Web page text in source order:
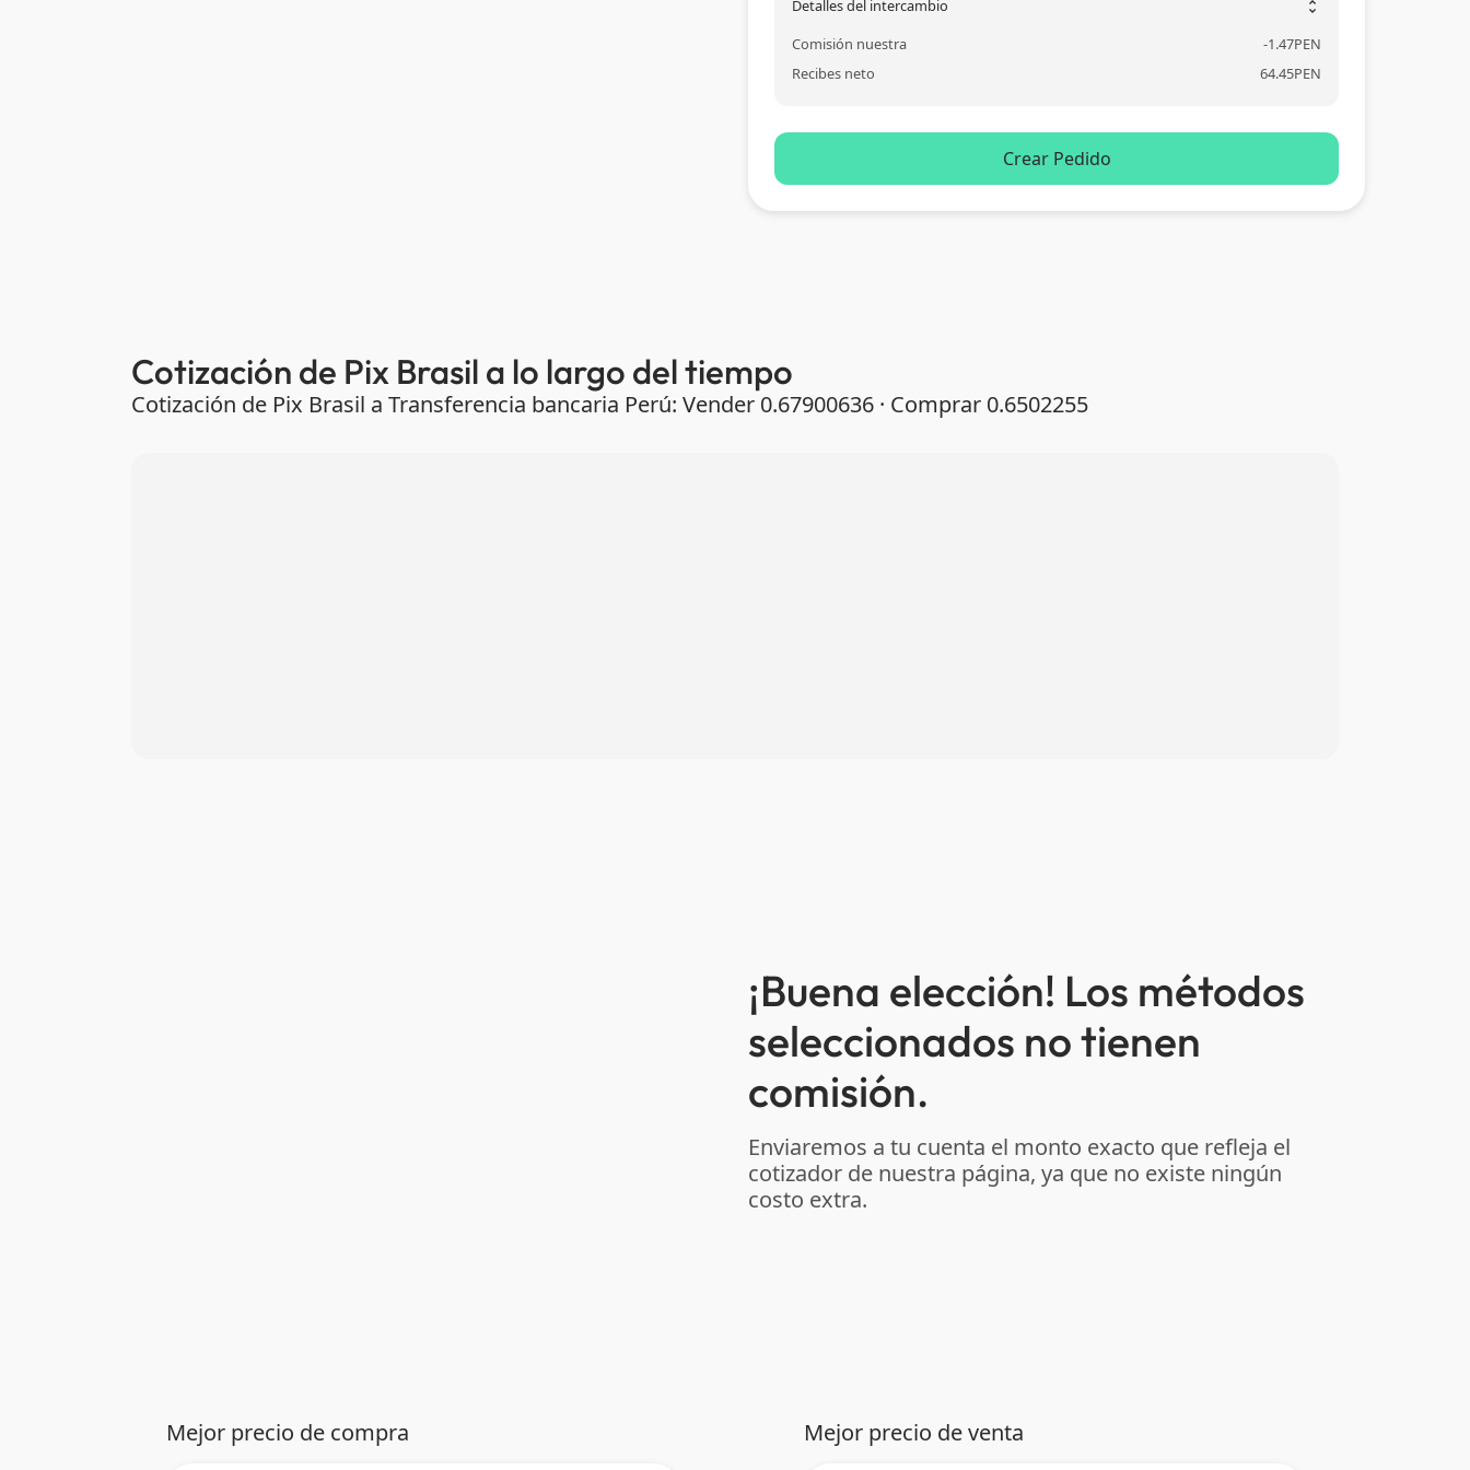
Detalles del intercambio unfold_more
Comisión nuestra -1.47PEN
Recibes neto
64.45PEN
Crear Pedido
Cotización de Pix Brasil a lo largo del tiempo
Cotización de Pix Brasil a Transferencia bancaria Perú: Vender 0.67900636 · Comprar 0.6502255
¡Buena elección! Los métodos
seleccionados no tienen
comisión.
Enviaremos a tu cuenta el monto exacto que refleja el
cotizador de nuestra página, ya que no existe ningún
costo extra.
Mejor precio de compra Mejor precio de venta